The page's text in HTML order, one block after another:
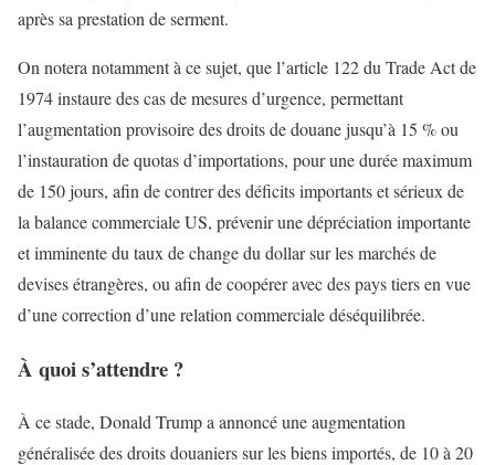
après sa prestation de serment.
On notera notamment à ce sujet, que l’article 122 du Trade Act de
1974 instaure des cas de mesures d’urgence, permettant
l’augmentation provisoire des droits de douane jusqu’à 15 % ou
l’instauration de quotas d’importations, pour une durée maximum
de 150 jours, afin de contrer des déficits importants et sérieux de
la balance commerciale US, prévenir une dépréciation importante
et imminente du taux de change du dollar sur les marchés de
devises étrangères, ou afin de coopérer avec des pays tiers en vue
d’une correction d’une relation commerciale déséquilibrée.
À quoi s’attendre ?
À ce stade, Donald Trump a annoncé une augmentation
généralisée des droits douaniers sur les biens importés, de 10 à 20